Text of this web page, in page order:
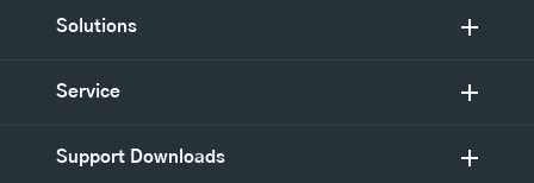
Solutions
Service
Support Downloads